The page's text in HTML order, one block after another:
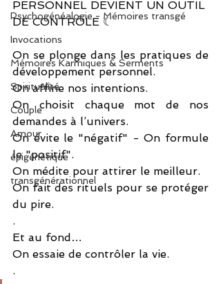
Psychogénéalogie - Mémoires transgé
Invocations
Mémoires Karmiques & Serments
Spiritualité
Couple
Amour
épigénétique
transgénérationnel
PERSONNEL DEVIENT UN OUTIL
DE CONTRÔLE ☾
.
On se plonge dans les pratiques de
développement personnel.
On affine nos intentions.
On choisit chaque mot de nos
demandes à l’univers.
On évite le "négatif" - On formule
le "positif".
On médite pour attirer le meilleur.
On fait des rituels pour se protéger
du pire.
.
Et au fond…
On essaie de contrôler la vie.
.